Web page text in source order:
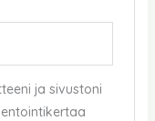
ja sivustoni